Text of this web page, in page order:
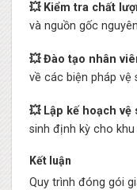
💥 Kiểm tra chất
và nguồn gốc
💥 Đào tạo nhân
về các biện pháp vệ
💥 Lập kế hoạch vệ
sinh định kỳ cho
Kết luận
Quy trình đóng gói